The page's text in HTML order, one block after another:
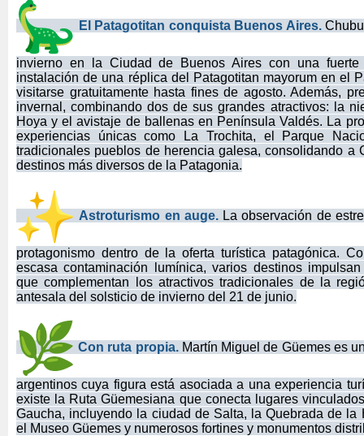
El Patagotitan conquista Buenos Aires.
invierno en la Ciudad de Buenos Aires con una fuerte
instalación de una réplica del Patagotitan mayorum en el
visitarse gratuitamente hasta fines de agosto. Además,
invernal, combinando dos de sus grandes atractivos: la
Hoya y el avistaje de ballenas en Península Valdés. La
experiencias únicas como La Trochita, el Parque
tradicionales pueblos de herencia galesa, consolidando a
destinos más diversos de la Patagonia.
Astroturismo en auge. La observación de
protagonismo dentro de la oferta turística patagónica.
escasa contaminación lumínica, varios destinos
que complementan los atractivos tradicionales de la
antesala del solsticio de invierno del 21 de junio.
Con ruta propia. Martín Miguel de Güemes es
argentinos cuya figura está asociada a una experiencia
existe la Ruta Güemesiana que conecta lugares
Gaucha, incluyendo la ciudad de Salta, la Quebrada de la
el Museo Güemes y numerosos fortines y monumentos